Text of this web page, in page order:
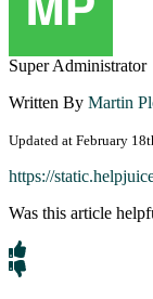
Super Administrator
Written By Martin
Updated at February
https://
Was this article